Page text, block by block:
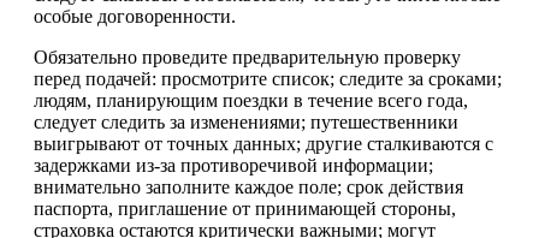
особые договоренности.
Обязательно проведите предварительную проверку
перед подачей: просмотрите список; следите за сроками;
людям, планирующим поездки в течение всего года,
следует следить за изменениями; путешественники
выигрывают от точных данных; другие сталкиваются с
задержками из-за противоречивой информации;
внимательно заполните каждое поле; срок действия
паспорта, приглашение от принимающей стороны,
страховка остаются критически важными; могут